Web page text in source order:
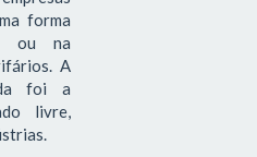
forma
ou na
A
foi a
livre,